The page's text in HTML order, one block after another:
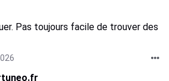
Pas toujours facile de trouver des